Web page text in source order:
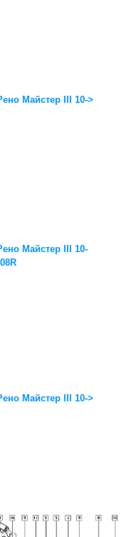
Майстер III 10->
Майстер III 10-
Майстер III 10->